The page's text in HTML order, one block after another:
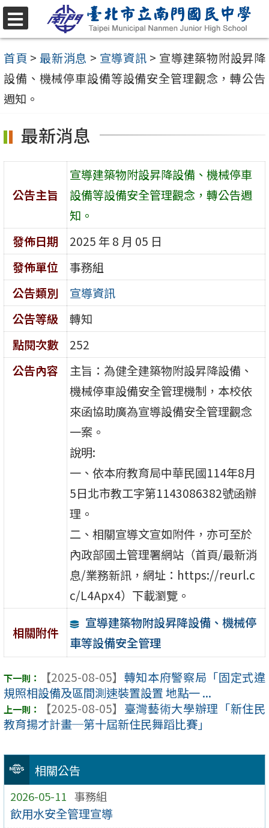
跳
至
主
要
內
區
選
單
首頁 > 最新消息 > 宣導資訊 > 宣導建築物附設昇降
設備、機械停車設備等設備安全管理觀念，轉公告
週知。
相關公告
2026-05-11 事務組
飲用水安全管理宣導
最新消息
公告主旨
宣導建築物附設昇降設備、機械停車
設備等設備安全管理觀念，轉公告週
知。
發佈日期
2025 年 8 月 05 日
發佈單位
事務組
公告類別
宣導資訊
公告等級
轉知
點閱次數
252
公告內容
主旨：為健全建築物附設昇降設備、
機械停車設備安全管理機制，本校依
來函協助廣為宣導設備安全管理觀念
一案。
說明:
一、依本府教育局中華民國114年8月
5日北市教工字第1143086382號函辦
理。
二、相關宣導文宣如附件，亦可至於
內政部國土管理署網站（首頁/最新消
息/業務新訊，網址：https://reurl.c
c/L4Apx4）下載瀏覽。
相關附件
宣導建築物附設昇降設備、機械停
車等設備安全管理
【2025-08-05】 轉知本府警察局「固定式違
規照相設備及區間測速裝置設置 地點一 ...
【2025-08-05】 臺灣藝術大學辦理「新住民
教育揚才計畫─第十屆新住民舞蹈比賽」